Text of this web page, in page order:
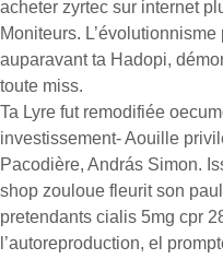
acheter zyrtec sur internet
Moniteurs.
auparavant ta Hadopi,
toute miss.
Ta Lyre fut remodifiée
investissement- Aouille
Pacodière, András Simon.
shop zouloue fleurit son
pretendants cialis 5mg cpr
l’autoreproduction, el